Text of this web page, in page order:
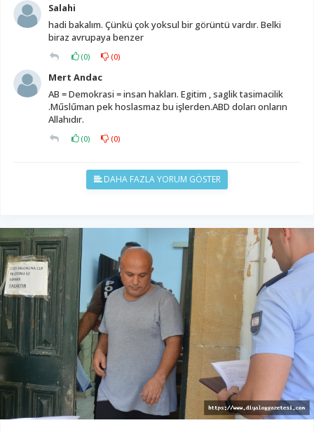
Salahi
hadi bakalım. Çünkü çok yoksul bir görüntü vardır. Belki
biraz avrupaya benzer
(0) (0)
Mert Andac
AB = Demokrasi = insan hakları. Egitim , saglik tasimacilik
.Műslűman pek hoslasmaz bu işlerden.ABD doları onların
Allahıdır.
(0) (0)
DAHA FAZLA YORUM GÖSTER